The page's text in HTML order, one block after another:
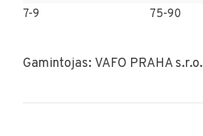
7-9
75-90
Gamintojas: VAFO PRAHA s.r.o.